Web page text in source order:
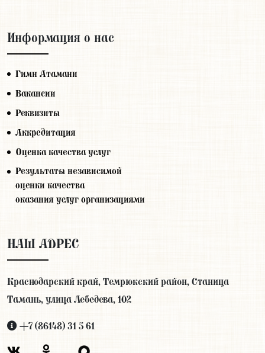
Информация о нас
Гимн Атамани
Вакансии
Реквизиты
Аккредитация
Оценка качества услуг
Результаты независимой
оценки качества
оказания услуг организациями
НАШ АДРЕС
Краснодарский край, Темрюкский район, Станица
Тамань, улица Лебедева, 102
+7 (86148) 31 5 61